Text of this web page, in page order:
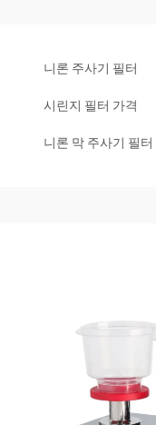
니론 주사기 필터
시린지 필터 가격
니론 막 주사기 필터